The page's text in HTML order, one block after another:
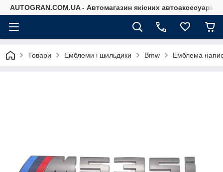
AUTOGRAN.COM.UA - Автомагазин якісних автоаксесуарів
Товари Емблеми і шильдики Bmw Емблема